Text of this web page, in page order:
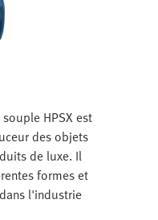
HPSX est
des objets
de luxe. Il
formes et
l'industrie